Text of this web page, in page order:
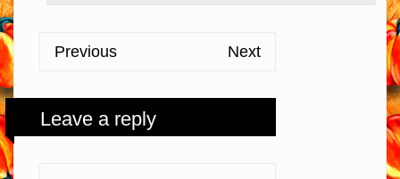
Previous Next
Leave a reply